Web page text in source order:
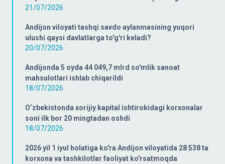
21/07/2026
Andijon viloyati tashqi savdo aylanmasining yuqori
ulushi qaysi davlatlarga to'g'ri keladi?
20/07/2026
Andijonda 5 oyda 44 049,7 mlrd so'mlik sanoat
mahsulotlari ishlab chiqarildi
18/07/2026
O‘zbekistonda xorijiy kapital ishtirokidagi korxonalar
soni ilk bor 20 mingtadan oshdi
18/07/2026
2026 yil 1 iyul holatiga ko'ra Andijon viloyatida 28 538 ta
korxona va tashkilotlar faoliyat ko'rsatmoqda